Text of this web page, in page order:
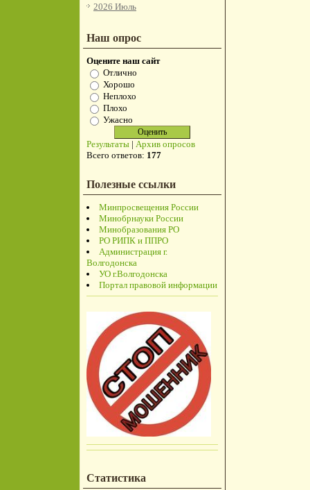
2026 Июль
Наш опрос
Оцените наш сайт
Отлично
Хорошо
Неплохо
Плохо
Ужасно
Результаты | Архив опросов
Всего ответов: 177
Полезные ссылки
Минпросвещения России
Минобрнауки России
Минобразования РО
РО РИПК и ППРО
Администрация г.
Волгодонска
УО г.Волгодонска
Портал правовой информации
Статистика